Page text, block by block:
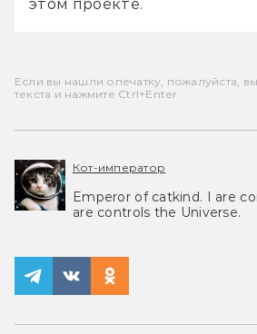
этом проекте.
Если вы нашли опечатку, пожалуйста,
текста и нажмите Ctrl+Enter.
Кот-император
Emperor of catkind. I are
are controls the Universe.